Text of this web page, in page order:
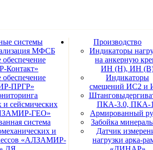
системы
МФСБ
ПРГР»
и сейсмических
ГЕО»
система
и
«АЛЗАМИР-
Производство
Индикаторы
на анкерную
ИН (Н), ИН
Индикаторы
смещений ИС2 и
ПКА-3.0, ПКА-
Армированный
Забойка
Датчик
нагрузки арка-